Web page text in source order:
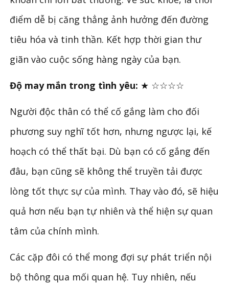
điểm dễ bị căng thẳng ảnh hưởng đến đường
tiêu hóa và tinh thần. Kết hợp thời gian thư
giãn vào cuộc sống hàng ngày của bạn.
Độ may mắn trong tình yêu: ★ ☆☆☆☆
Người độc thân có thể cố gắng làm cho đối
phương suy nghĩ tốt hơn, nhưng ngược lại, kế
hoạch có thể thất bại. Dù bạn có cố gắng đến
đâu, bạn cũng sẽ không thể truyền tải được
lòng tốt thực sự của mình. Thay vào đó, sẽ hiệu
quả hơn nếu bạn tự nhiên và thể hiện sự quan
tâm của chính mình.
Các cặp đôi có thể mong đợi sự phát triển nội
bộ thông qua mối quan hệ. Tuy nhiên, nếu